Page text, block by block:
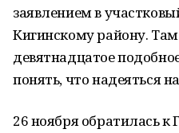
заявлением в
Кигинскому району.
девятнадцатое
понять, что надеяться
26 ноября обратилась к